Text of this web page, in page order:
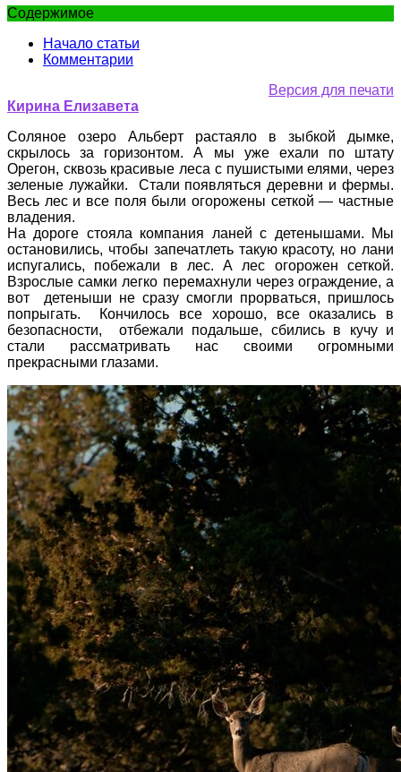
Содержимое
Начало статьи
Комментарии
Версия для печати
Кирина Елизавета
Соляное озеро Альберт растаяло в зыбкой дымке,
скрылось за горизонтом. А мы уже ехали по штату
Орегон, сквозь красивые леса с пушистыми елями, через
зеленые лужайки. Стали появляться деревни и фермы.
Весь лес и все поля были огорожены сеткой — частные
владения.
На дороге стояла компания ланей с детенышами. Мы
остановились, чтобы запечатлеть такую красоту, но лани
испугались, побежали в лес. А лес огорожен сеткой.
Взрослые самки легко перемахнули через ограждение, а
вот детеныши не сразу смогли прорваться, пришлось
попрыгать. Кончилось все хорошо, все оказались в
безопасности, отбежали подальше, сбились в кучу и
стали рассматривать нас своими огромными
прекрасными глазами.